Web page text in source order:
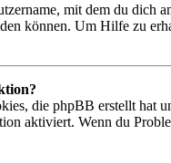
mit dem du
können. Um Hilfe zu
die phpBB erstellt hat
aktiviert. Wenn du